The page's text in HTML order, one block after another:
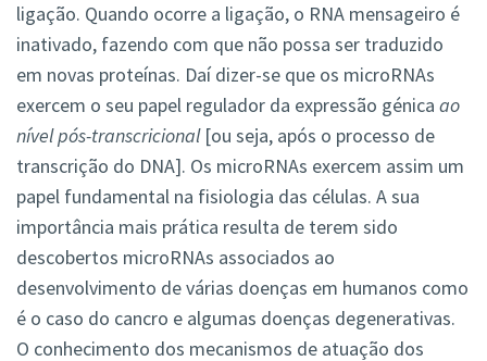
ligação. Quando ocorre a ligação, o RNA mensageiro é
inativado, fazendo com que não possa ser traduzido
em novas proteínas. Daí dizer-se que os microRNAs
exercem o seu papel regulador da expressão génica ao
nível pós-transcricional[ou seja, após o processo de
transcrição do DNA]. Os microRNAs exercem assim um
papel fundamental na fisiologia das células. A sua
importância mais prática resulta de terem sido
descobertos microRNAs associados ao
desenvolvimento de várias doenças em humanos como
é o caso do cancro e algumas doenças degenerativas.
O conhecimento dos mecanismos de atuação dos